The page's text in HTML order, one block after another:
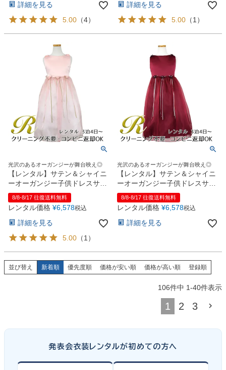
詳細を見る
5.00 （4）
詳細を見る
5.00 （1）
光沢のあるオーガンジーが舞台映え◎
【レンタル】サテン＆シャイニ
ーオーガンジー子供ドレスサニ
ー(KD149)ダスティローズ
8/8-8/17 往復送料無料
レンタル価格 ¥6,578税込
詳細を見る
5.00 （1 ）
光沢のあるオーガンジーが舞台映え◎
【レンタル】サテン＆シャイニ
ーオーガンジー子供ドレスサニ
ー(KD149)バーガンディー
8/8-8/17 往復送料無料
レンタル価格 ¥6,578税込
詳細を見る
並び替え 新着順 優先度順 価格が安い順 価格が高い順 登録順
106件中 1-40件表示
1 2 3
発表会衣装レンタルが初めての方へ